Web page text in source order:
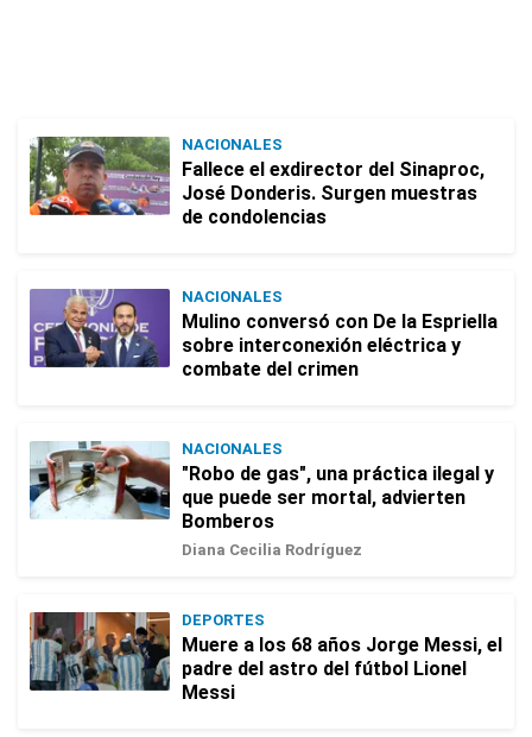
NACIONALES
Fallece el exdirector del Sinaproc,
José Donderis. Surgen muestras
de condolencias
NACIONALES
Mulino conversó con De la Espriella
sobre interconexión eléctrica y
combate del crimen
NACIONALES
"Robo de gas", una práctica ilegal y
que puede ser mortal, advierten
Bomberos
Diana Cecilia Rodríguez
DEPORTES
Muere a los 68 años Jorge Messi, el
padre del astro del fútbol Lionel
Messi